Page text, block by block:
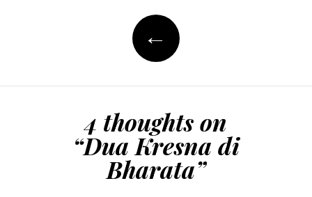
navigation
←
4 thoughts on
“Dua Kresna di
Bharata”